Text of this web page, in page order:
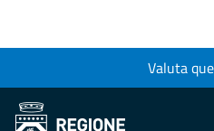
Valuta